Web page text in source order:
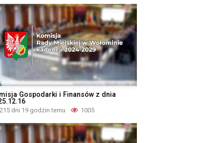
Gospodarki i Finansów z dnia
215 dni 19 godzin temu 1005